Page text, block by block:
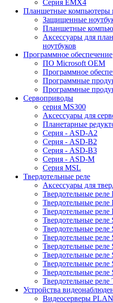
Серия EMX4
Планшетные компьютеры
Защищенные
Планшетные
Аксессуары для
ноутбуков
Программное обеспечение
ПО Microsoft OEM
Программное
Программные
Программные
Сервоприводы
серия MS300
Аксессуары для
Планетарные
Серия - ASD-A2
Серия - ASD-B2
Серия - ASD-B3
Серия - ASD-M
Серия MSL
Твердотельные реле
Аксессуары для
Твердотельные реле
Твердотельные реле
Твердотельные реле
Твердотельные реле
Твердотельные реле
Твердотельные реле
Твердотельные реле
Твердотельные реле
Твердотельные реле
Твердотельные реле
Твердотельные реле
Устройства
Видеосерверы